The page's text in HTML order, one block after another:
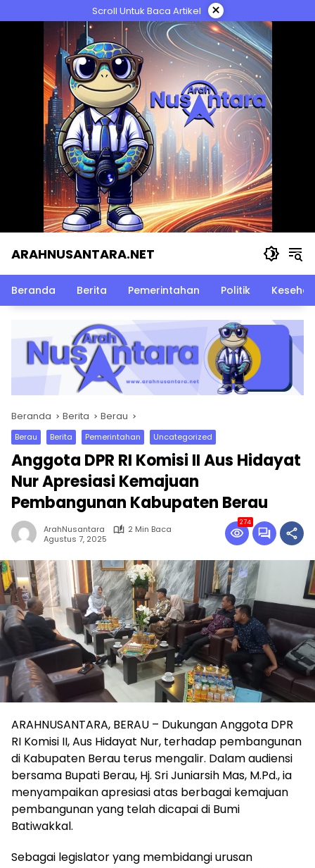
ke
Scroll Untuk Baca Artikel ×
ARAHNUSANTARA.NET
Beranda Berita Pemerintahan Politik
Beranda Berita Berau
Berau Berita Pemerintahan Uncategorized
Anggota DPR RI Komisi II Aus Hidayat
Nur Apresiasi Kemajuan
Pembangunan Kabupaten Berau
ArahNusantara
2 Min Baca
Agustus 7, 2025
274
ARAHNUSANTARA, BERAU – Dukungan Anggota DPR
RI Komisi II, Aus Hidayat Nur, terhadap pembangunan
di Kabupaten Berau terus mengalir. Dalam audiensi
bersama Bupati Berau, Hj. Sri Juniarsih Mas, M.Pd., ia
menyampaikan apresiasi atas berbagai kemajuan
pembangunan yang telah dicapai di Bumi
Batiwakkal.
Sebagai legislator yang membidangi urusan